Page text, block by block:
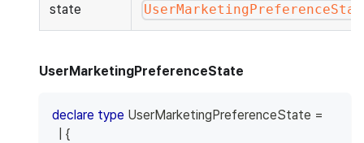
state
UserMarketingPreferenceState
declare type UserMarketingPreferenceState =
{